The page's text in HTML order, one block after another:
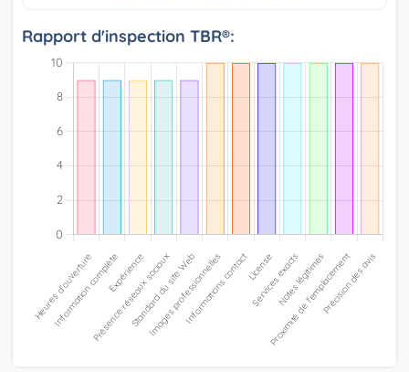
Rapport d'inspection TBR®: